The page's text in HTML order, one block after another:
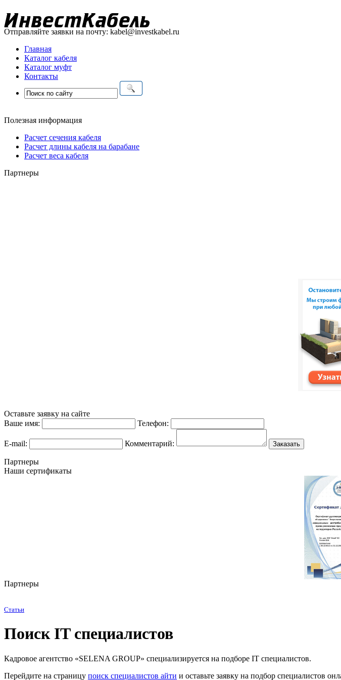
Отправляйте заявки на почту: kabel@investkabel.ru
Главная
Каталог кабеля
Каталог муфт
Контакты
Полезная информация
Расчет сечения кабеля
Расчет длины кабеля на барабане
Расчет веса кабеля
Партнеры
Оставьте заявку на сайте
Ваше имя:
Телефон:
E-mail: Комментарий:
Партнеры
Наши сертификаты
Партнеры
Статьи
Поиск IT специалистов
Кадровое агентство «SELENA GROUP» специализируется на подборе IT специалистов.
Перейдите на страницу поиск специалистов айти и оставьте заявку на подбор специалистов